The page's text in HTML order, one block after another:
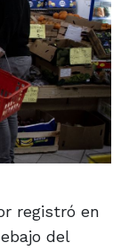
registró en
del